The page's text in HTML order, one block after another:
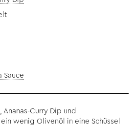
Sauce
Ananas-Curry Dip und
wenig Olivenöl in eine Schüssel